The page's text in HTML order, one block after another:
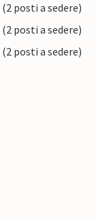
posti a sedere)
posti a sedere)
posti a sedere)